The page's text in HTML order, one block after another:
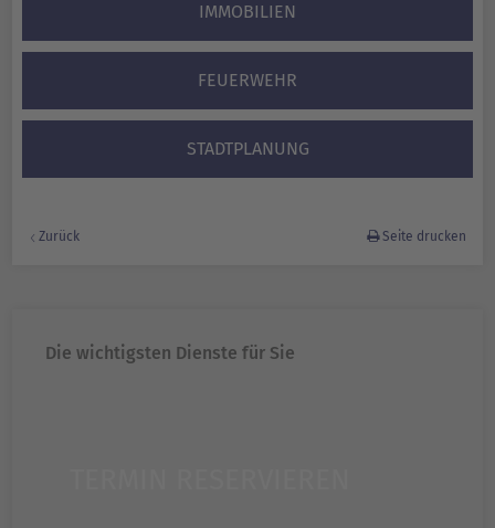
IMMOBILIEN
FEUERWEHR
STADTPLANUNG
Zurück Seite drucken
Die wichtigsten Dienste für Sie